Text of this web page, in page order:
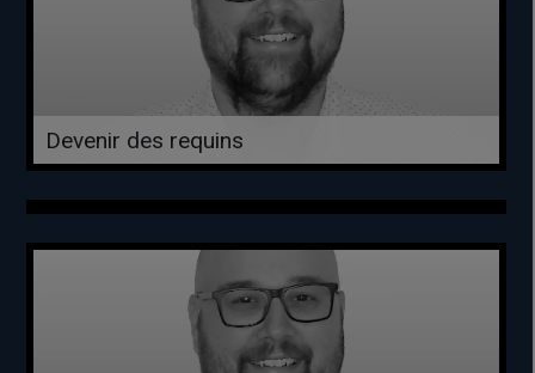
Devenir des requins